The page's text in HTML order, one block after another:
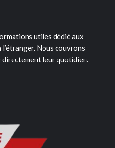
utiles dédié aux
Nous couvrons
leur quotidien.